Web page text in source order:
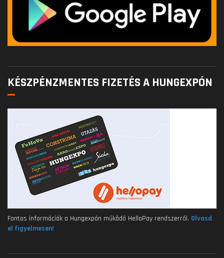
KÉSZPÉNZMENTES FIZETÉS A HUNGEXPÓN
Fontos információk a Hungexpón működő HelloPay rendszerről. Olvasd
el figyelmesen!